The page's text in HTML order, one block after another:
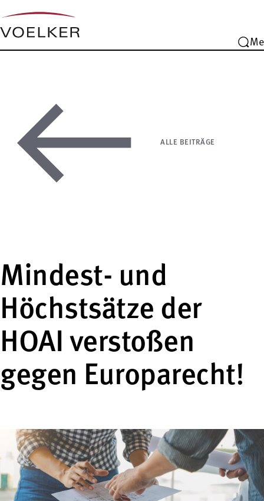
ALLE BEITRÄGE
Mindest- und
Höchstsätze der
HOAI verstoßen
gegen Europarecht!